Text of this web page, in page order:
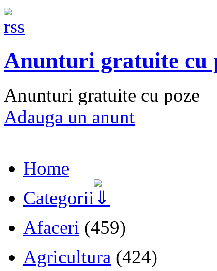
Anunturi gratuite cu
Anunturi gratuite cu poze
Adauga un anunt
Home
Categorii
Afaceri (459)
Agricultura (424)